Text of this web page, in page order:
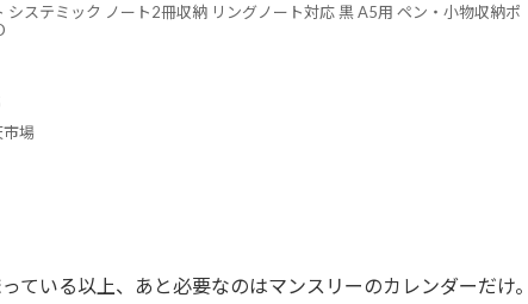
システミック ノート2冊収納 リングノート対応 黒 A5用 ペン・小物収納ポ
場
ている以上、あと必要なのはマンスリーのカレンダーだけ。